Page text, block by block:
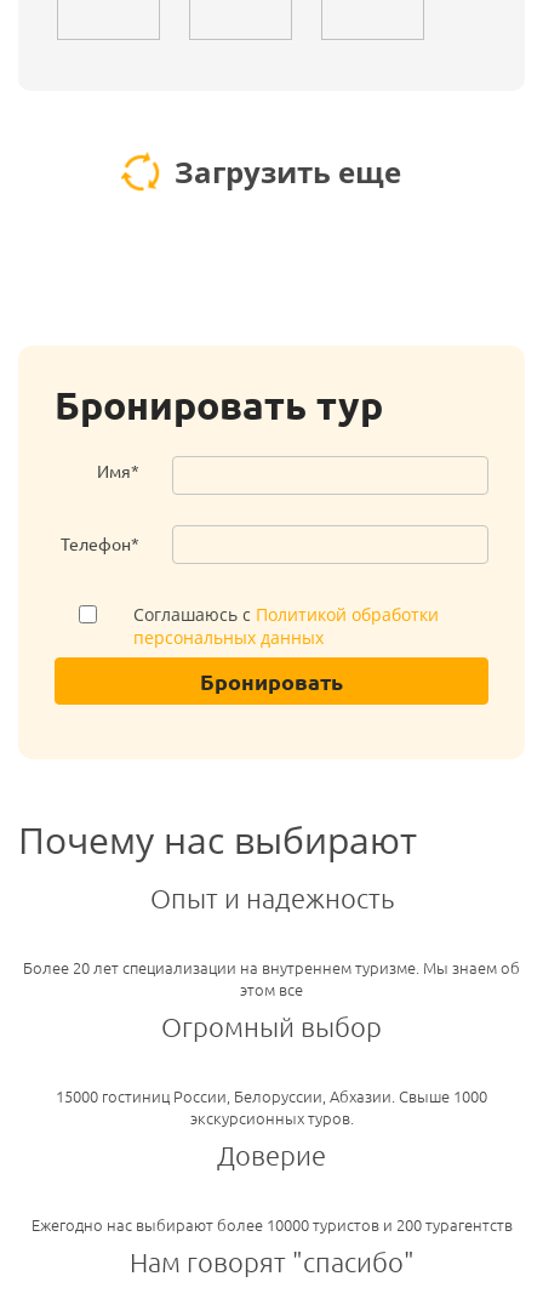
Загрузить еще
Бронировать тур
Имя*
Телефон*
Соглашаюсь с Политикой обработки
персональных данных
Бронировать
Почему нас выбирают
Опыт и надежность
Более 20 лет специализации на внутреннем туризме. Мы знаем об
этом все
Огромный выбор
15000 гостиниц России, Белоруссии, Абхазии. Свыше 1000
экскурсионных туров.
Доверие
Ежегодно нас выбирают более 10000 туристов и 200 турагентств
Нам говорят "спасибо"